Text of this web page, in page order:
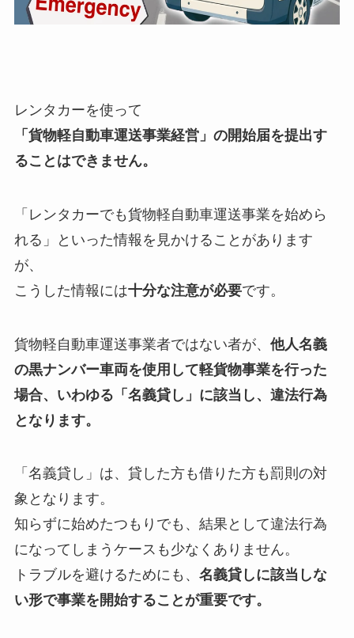
レンタカーを使って
「貨物軽自動車運送事業経営」の開始届を提出す
ることはできません。
「レンタカーでも貨物軽自動車運送事業を始めら
れる」といった情報を見かけることがあります
が、
こうした情報には十分な注意が必要です。
貨物軽自動車運送事業者ではない者が、 他人名義
の黒ナンバー車両を使用して軽貨物事業を行った
場合、いわゆる「名義貸し」に該当し、違法行為
となります。
「名義貸し」は、貸した方も借りた方も罰則の対
象となります。
知らずに始めたつもりでも、結果として違法行為
になってしまうケースも少なくありません。
トラブルを避けるためにも、 名義貸しに該当しな
い形で事業を開始することが重要です。